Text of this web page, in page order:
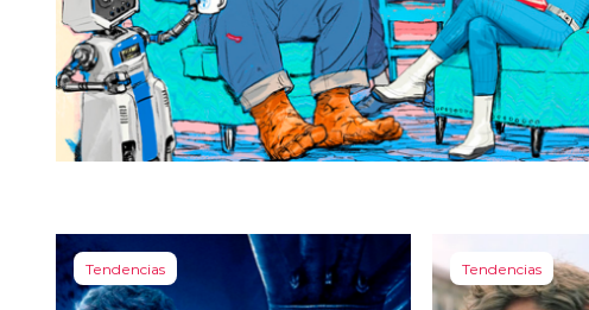
Tendencias Tendencias